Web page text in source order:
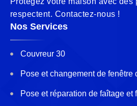
respectent. Contactez-nous !
Nos Services
Couvreur 30
Pose et changement de fenêtre
Pose et réparation de faîtage et